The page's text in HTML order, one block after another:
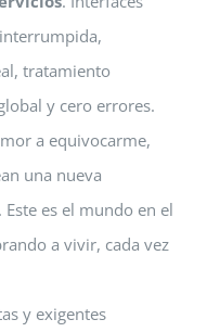
tratamiento
y cero errores.
a equivocarme,
una nueva
es el mundo en el
a vivir, cada vez
y exigentes